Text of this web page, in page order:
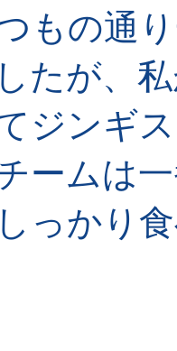
もの通
たが、
ジンギ
ームは
っかり